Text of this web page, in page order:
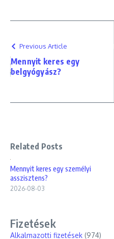
Previous Article
Mennyit keres egy
belgyógyász?
Related Posts
Mennyit keres egy személyi
asszisztens?
2026-08-03
Fizetések
Alkalmazotti fizetések (974)